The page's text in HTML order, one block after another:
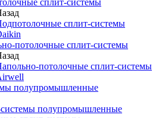
сплит-системы
сплит-системы
потолочные сплит-системы
потолочные сплит-системы
полупромышленные
полупромышленные